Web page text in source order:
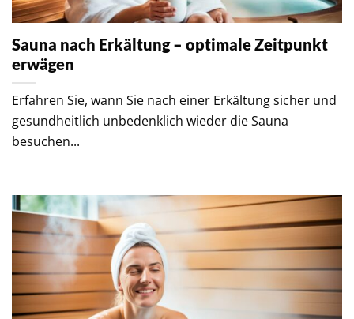
Sauna nach Erkältung – optimale Zeitpunkt
erwägen
Erfahren Sie, wann Sie nach einer Erkältung sicher und
gesundheitlich unbedenklich wieder die Sauna
besuchen...